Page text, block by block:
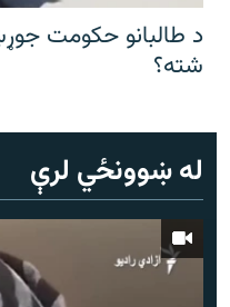
د طالبانو حکومت
شته؟
له ښوونځي لرې